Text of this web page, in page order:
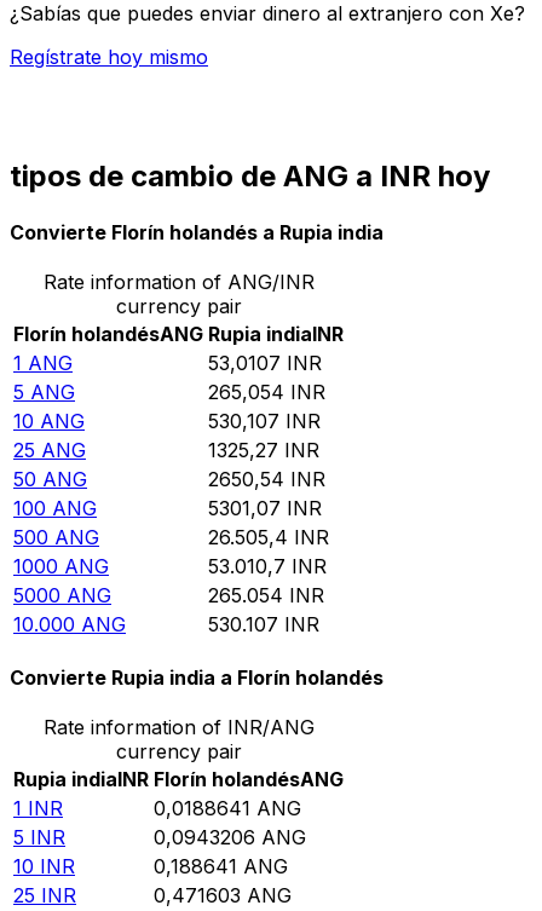
¿Sabías que puedes enviar dinero al extranjero con Xe?
Regístrate hoy mismo
tipos de cambio de ANG a INR hoy
Convierte Florín holandés a Rupia india
Rate information of ANG/INR
currency pair
Florín holandésANG Rupia indiaINR
1 ANG 53,0107 INR
5 ANG 265,054 INR
10 ANG 530,107 INR
25 ANG 1325,27 INR
50 ANG 2650,54 INR
100 ANG 5301,07 INR
500 ANG 26.505,4 INR
1000 ANG 53.010,7 INR
5000 ANG 265.054 INR
10.000 ANG 530.107 INR
Convierte Rupia india a Florín holandés
Rate information of INR/ANG
currency pair
Rupia indiaINR Florín holandésANG
1 INR 0,0188641 ANG
5 INR 0,0943206 ANG
10 INR 0,188641 ANG
25 INR 0,471603 ANG